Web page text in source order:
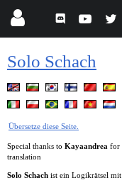
Solo Schach
Übersetze diese Seite.
Special thanks to Kayaandrea for
translation
Solo Schach ist ein Logikrätsel mit